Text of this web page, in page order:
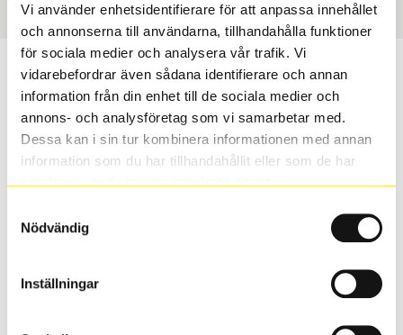
Vi använder enhetsidentifierare för att anpassa innehållet
och annonserna till användarna, tillhandahålla funktioner
för sociala medier och analysera vår trafik. Vi
vidarebefordrar även sådana identifierare och annan
information från din enhet till de sociala medier och
annons- och analysföretag som vi samarbetar med.
Dessa kan i sin tur kombinera informationen med annan
information som du har tillhandahållit eller som de har
samlat in när du har använt deras tjänster.
Nödvändig
Inställningar
Passar detta däck min bil?
Ange registreringsnummer för att se om det däck du
valt passar din bilmodell. Om du köper däck som skall
sättas på dina befintliga fälgar, se till att kolla en extra
gång så att däck och fälg har samma dimensioner.
inte vara samma dimension som bilen hade ut från